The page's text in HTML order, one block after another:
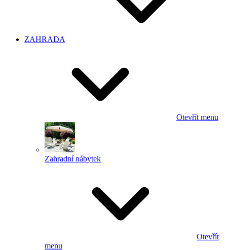
ZAHRADA
Otevřít menu
Zahradní nábytek
Otevřít
menu